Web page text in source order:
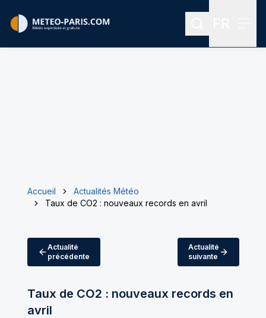
Rechercher
Accueil
Actualités Météo
Taux de CO2 : nouveaux records en avril
Actualité
précédente
Actualité
suivante
Taux de CO2 : nouveaux records en
avril